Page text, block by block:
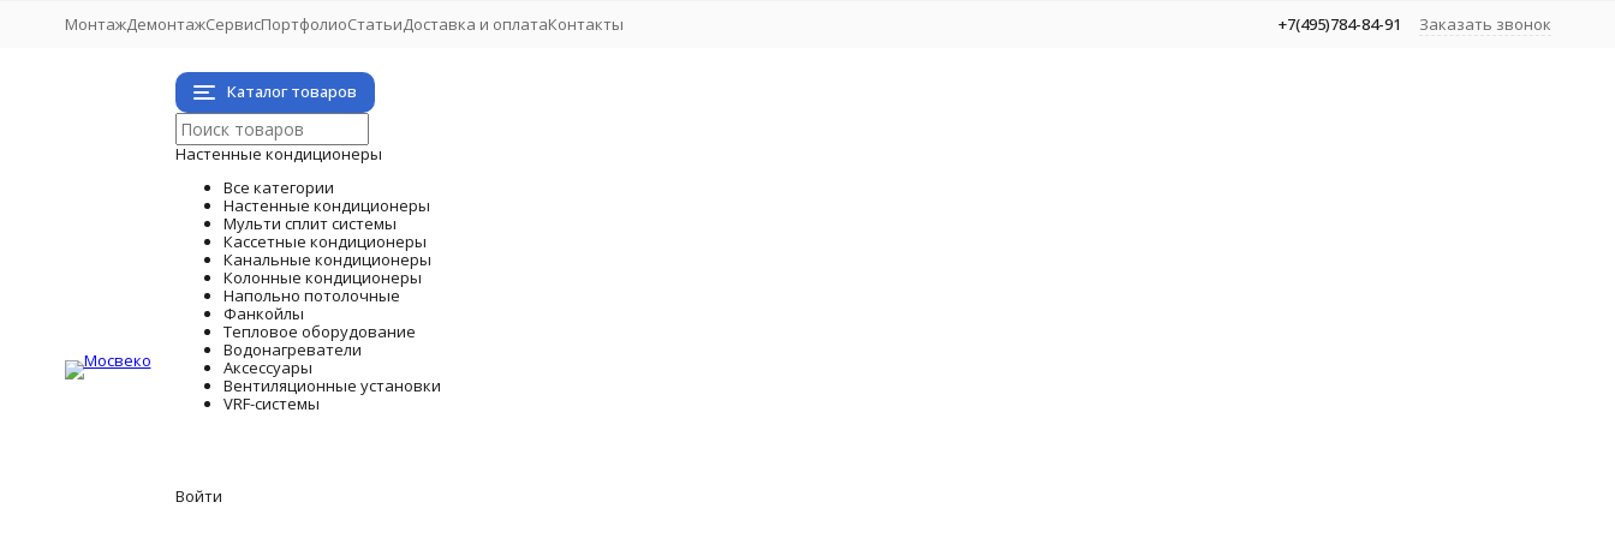
МонтажДемонтажСервисПортфолиоСтатьиДоставка и оплатаКонтакты +7(495)784-84-91 Заказать звонок
Каталог товаров
Настенные кондиционеры
Все категории
Настенные кондиционеры
Мульти сплит системы
Кассетные кондиционеры
Канальные кондиционеры
Колонные кондиционеры
Напольно потолочные
Фанкойлы
Тепловое оборудование
Водонагреватели
Аксессуары
Вентиляционные установки
VRF-системы
Войти